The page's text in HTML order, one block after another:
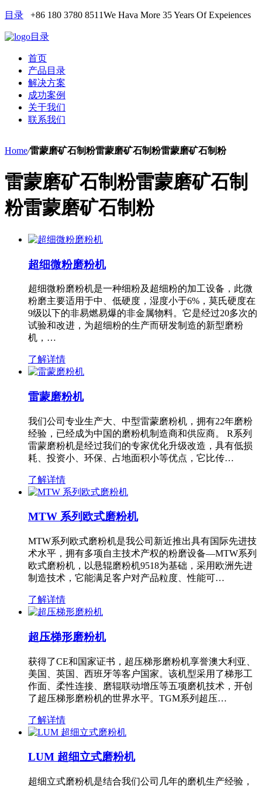
目录 +86 180 3780 8511We Hava More 35 Years Of Expeiences
目录
首页
产品目录
解决方案
成功案例
关于我们
联系我们
Home/雷蒙磨矿石制粉雷蒙磨矿石制粉雷蒙磨矿石制粉
雷蒙磨矿石制粉雷蒙磨矿石制
粉雷蒙磨矿石制粉
超细微粉磨粉机
超细微粉磨粉机是一种细粉及超细粉的加工设备，此微
粉磨主要适用于中、低硬度，湿度小于6%，莫氏硬度在
9级以下的非易燃易爆的非金属物料。它是经过20多次的
试验和改进，为超细粉的生产而研发制造的新型磨粉
机，…
了解详情
雷蒙磨粉机
我们公司专业生产大、中型雷蒙磨粉机，拥有22年磨粉
经验，已经成为中国的磨粉机制造商和供应商。 R系列
雷蒙磨粉机是经过我们的专家优化升级改造，具有低损
耗、投资小、环保、占地面积小等优点，它比传…
了解详情
MTW 系列欧式磨粉机
MTW系列欧式磨粉机是我公司新近推出具有国际先进技
术水平，拥有多项自主技术产权的粉磨设备—MTW系列
欧式磨粉机，以悬辊磨粉机9518为基础，采用欧洲先进
制造技术，它能满足客户对产品粒度、性能可…
了解详情
超压梯形磨粉机
获得了CE和国家证书，超压梯形磨粉机享誉澳大利亚、
美国、英国、西班牙等客户国家。该机型采用了梯形工
作面、柔性连接、磨辊联动增压等五项磨机技术，开创
了超压梯形磨粉机的世界水平。TGM系列超压…
了解详情
LUM 超细立式磨粉机
超细立式磨粉机是结合我们公司几年的磨机生产经验，